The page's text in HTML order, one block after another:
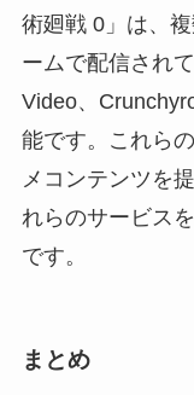
術廻戦 0」は、
ームで配信され
Video、
能です。これら
メコンテンツを
れらのサービス
です。
まとめ